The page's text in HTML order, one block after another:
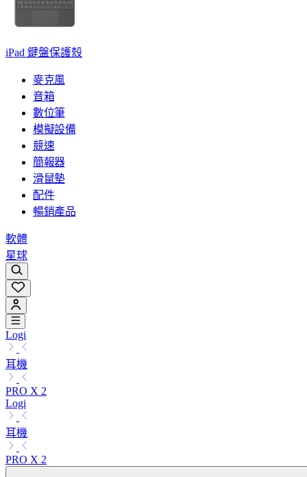
iPad 鍵盤保護殼
麥克風
音箱
數位筆
模擬設備
競速
簡報器
滑鼠墊
配件
暢銷產品
軟體
星球
Logi
耳機
PRO X 2
Logi
耳機
PRO X 2